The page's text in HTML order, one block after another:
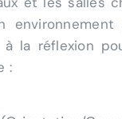
la réflexion
: